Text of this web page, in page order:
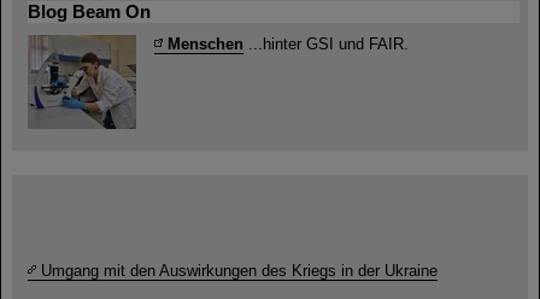
Blog Beam On
Menschen ...hinter GSI und FAIR.
Umgang mit den Auswirkungen des Kriegs in der Ukraine